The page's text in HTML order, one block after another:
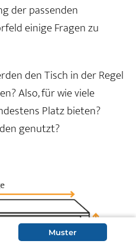
der passenden
einige Fragen zu
den Tisch in der Regel
Also, für wie viele
Platz bieten?
genutzt?
Muster